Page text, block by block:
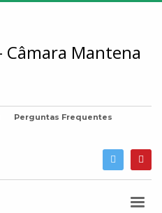
Perguntas Frequentes